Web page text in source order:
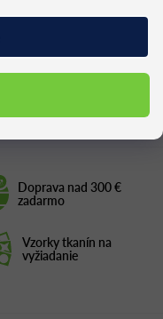
Doprava nad 300 €
zadarmo
Vzorky tkanín na
vyžiadanie